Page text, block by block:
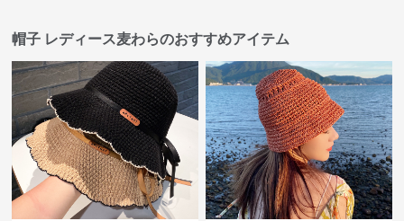
帽子 レディース麦わらのおすすめアイテム